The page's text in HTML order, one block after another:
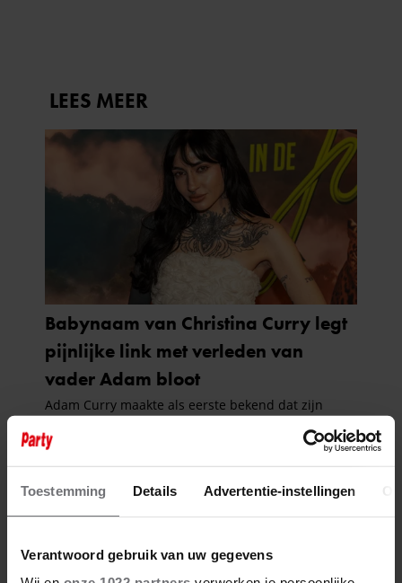
Toestemming Details Advertentie-instellingen
Verantwoord gebruik van uw gegevens